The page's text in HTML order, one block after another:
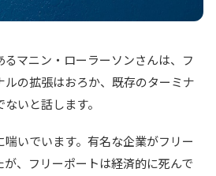
マニン・ローラーソンさんは、フ
ルの拡張はおろか、既存のターミナ
いと話します。
喘いでいます。有名な企業がフリー
、フリーポートは経済的に死んで